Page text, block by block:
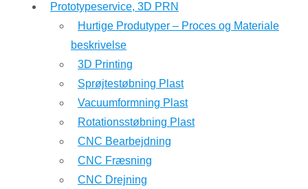
Prototypeservice, 3D PRN
Hurtige Produtyper – Proces og Materiale
beskrivelse
3D Printing
Sprøjtestøbning Plast
Vacuumformning Plast
Rotationsstøbning Plast
CNC Bearbejdning
CNC Fræsning
CNC Drejning